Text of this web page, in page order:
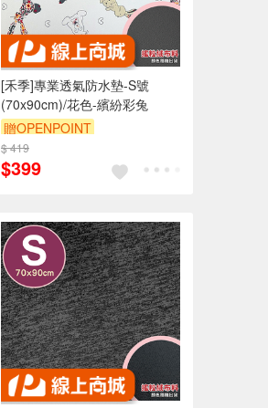
[禾季]專業透氣防水墊-S號
(70x90cm)/花色-繽紛彩兔
贈OPENPOINT
訂單滿 2000 元折抵 100元
（運費不算在 2000 元的範圍
$ 419
$399